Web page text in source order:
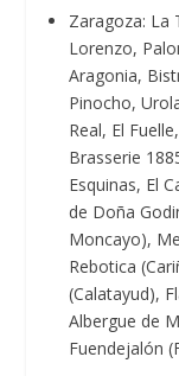
Zaragoza: La
Lorenzo,
Aragonia,
Pinocho,
Real, El
Brasserie
Esquinas, El
de Doña
Moncayo),
Rebotica
(Calatayud),
Albergue de
Fuendejalón